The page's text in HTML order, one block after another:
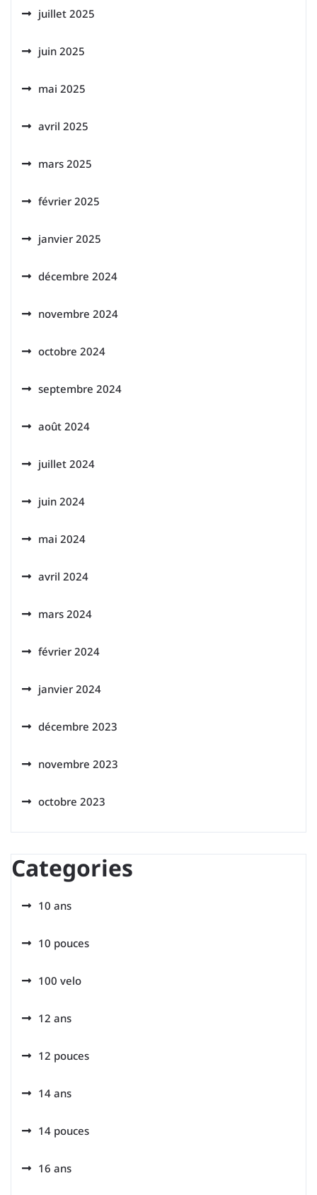
juillet 2025
juin 2025
mai 2025
avril 2025
mars 2025
février 2025
janvier 2025
décembre 2024
novembre 2024
octobre 2024
septembre 2024
août 2024
juillet 2024
juin 2024
mai 2024
avril 2024
mars 2024
février 2024
janvier 2024
décembre 2023
novembre 2023
octobre 2023
Categories
10 ans
10 pouces
100 velo
12 ans
12 pouces
14 ans
14 pouces
16 ans